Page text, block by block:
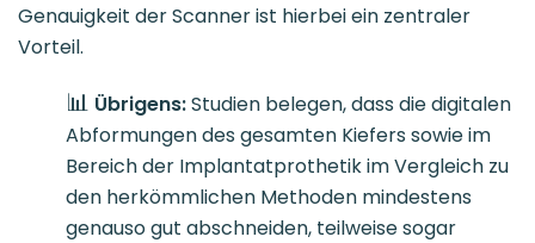
Genauigkeit der Scanner ist hierbei ein zentraler
Vorteil.
📊 Übrigens:Studien belegen,dass die digitalen
Abformungen des gesamten Kiefers sowie im
Bereich der Implantatprothetik im Vergleich zu
den herkömmlichen Methoden mindestens
genauso gut abschneiden, teilweise sogar